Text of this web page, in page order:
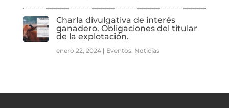
Charla divulgativa de interés
ganadero. Obligaciones del titular
de la explotación.
enero 22, 2024| Eventos, Noticias